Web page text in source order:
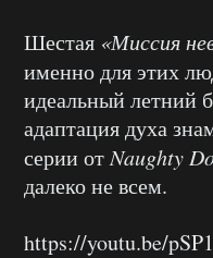
Шестая «Миссия
именно для этих
идеальный летний
адаптация духа
серии от Naughty
далеко не всем.
https://youtu.be/